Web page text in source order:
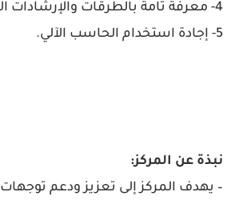
4- معرفة تامة بالطرقات والإرشادات المرورية.
5- إجادة استخدام الحاسب الآلي.
نبذة عن المركز:
– يهدف المركز إلى تعزيز ودعم توجهات